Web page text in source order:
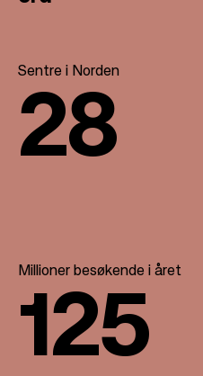
Sentre i Norden
28
Millioner besøkende i året
125